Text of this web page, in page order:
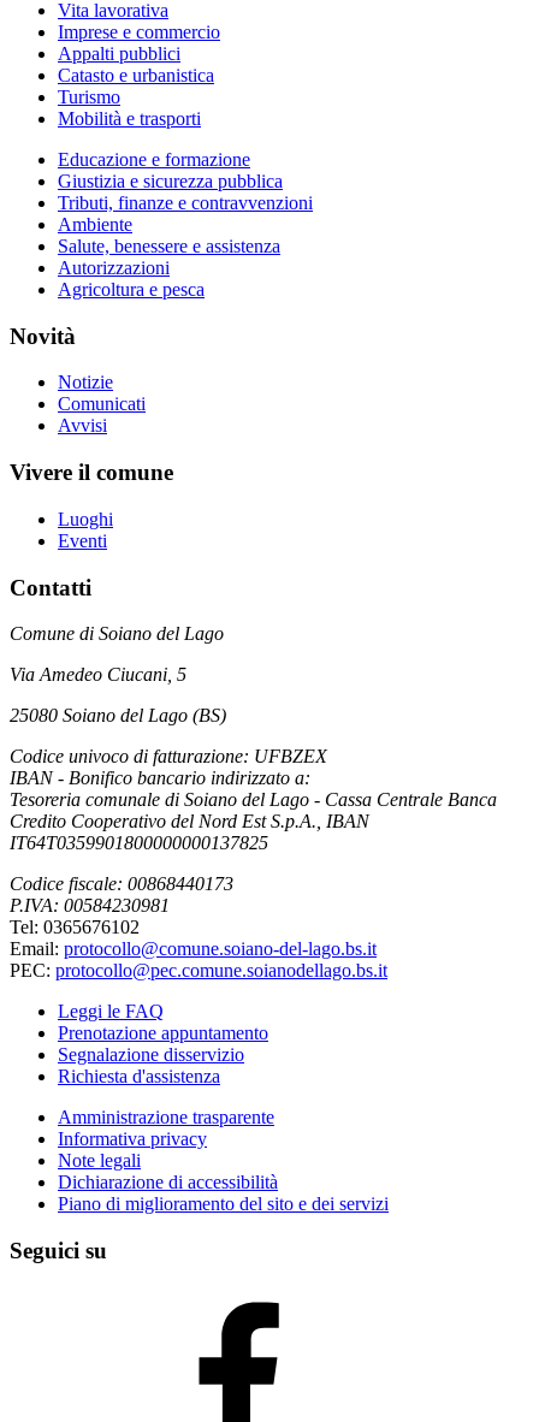
Vita lavorativa
Imprese e commercio
Appalti pubblici
Catasto e urbanistica
Turismo
Mobilità e trasporti
Educazione e formazione
Giustizia e sicurezza pubblica
Tributi, finanze e contravvenzioni
Ambiente
Salute, benessere e assistenza
Autorizzazioni
Agricoltura e pesca
Novità
Notizie
Comunicati
Avvisi
Vivere il comune
Luoghi
Eventi
Contatti
Comune di Soiano del Lago
Via Amedeo Ciucani, 5
25080 Soiano del Lago (BS)
Codice univoco di fatturazione: UFBZEX
IBAN - Bonifico bancario indirizzato a:
Tesoreria comunale di Soiano del Lago - Cassa Centrale Banca
Credito Cooperativo del Nord Est S.p.A., IBAN
IT64T0359901800000000137825
Codice fiscale: 00868440173
P.IVA: 00584230981
Tel: 0365676102
Email: protocollo@comune.soiano-del-lago.bs.it
PEC: protocollo@pec.comune.soianodellago.bs.it
Leggi le FAQ
Prenotazione appuntamento
Segnalazione disservizio
Richiesta d'assistenza
Amministrazione trasparente
Informativa privacy
Note legali
Dichiarazione di accessibilità
Piano di miglioramento del sito e dei servizi
Seguici su